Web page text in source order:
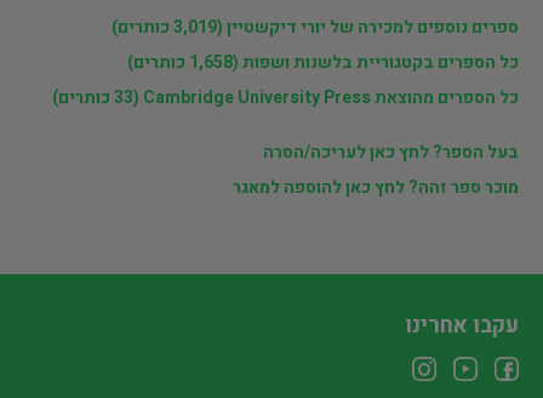
ספרים נוספים למכירה של יורי דיקשטיין (3,019 כותרים)
כל הספרים בקטגוריית בלשנות ושפות (1,658 כותרים)
כל הספרים מהוצאת Cambridge University Press (33 כותרים)
בעל הספר? לחץ כאן לעריכה/הסרה
מוכר ספר זהה? לחץ כאן להוספה למאגר
עקבו אחרינו